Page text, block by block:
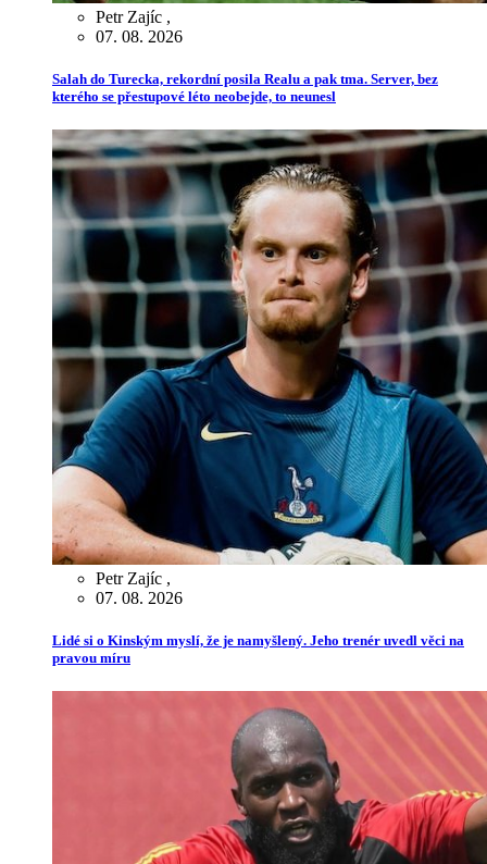
Petr Zajíc ,
07. 08. 2026
Salah do Turecka, rekordní posila Realu a pak tma. Server, bez
kterého se přestupové léto neobejde, to neunesl
Petr Zajíc ,
07. 08. 2026
Lidé si o Kinským myslí, že je namyšlený. Jeho trenér uvedl věci na
pravou míru